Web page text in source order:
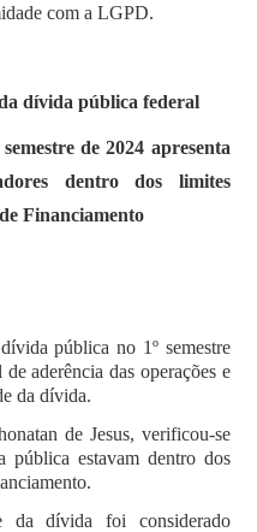
com a LGPD.
dívida pública federal
de 2024 apresenta
dentro dos limites
Financiamento
pública no 1º semestre
aderência das operações e
da dívida.
de Jesus, verificou-se
pública estavam dentro dos
da dívida foi considerado